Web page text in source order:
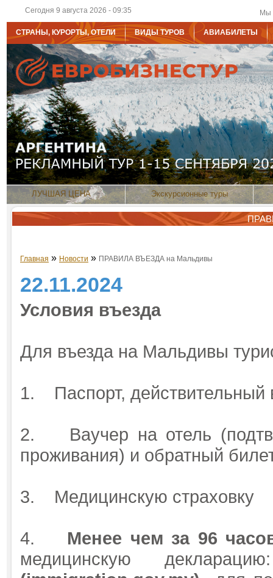
Сегодня 9 августа 2026 - 09:35 Мы
СТРАНЫ, КУРОРТЫ, ОТЕЛИ ВИДЫ ТУРОВ АВИАБИЛЕТЫ
ЛУЧШАЯ ЦЕНА Экскурсионные туры
Главная » Новости » ПРАВИЛА ВЪЕЗДА на Мальдивы
22.11.2024
Условия въезда
Для въезда на Мальдивы
1. Паспорт, действительный
2. Ваучер на отель
проживания) и обратный
3. Медицинскую страховку
4.
Менее чем за 96
медицинскую